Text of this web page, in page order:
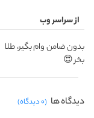
از سراسر وب
بدون ضامن وام بگیر، طلا
بخر 😍
دیدگاه ها (۰ دیدگاه)